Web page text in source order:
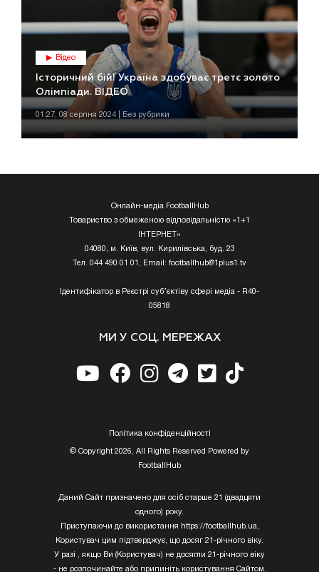
Відео
Історичний бій! Україна здобуває третє золото
Олімпіади. ВІДЕО
01:27, 08 серпня 2024 | Без рубрики
Онлайн-медіа FootballHub
Товариство з обмеженою відповідальністю «1+1
ІНТЕРНЕТ»
04080, м. Київ, вул. Кирилівська, буд. 23
Тел. 044 490 01 01, Email: footballhub@1plus1.tv
Ідентифікатор в Реєстрі суб’єктіву сфері медіа - R40-
05818
МИ У СОЦ. МЕРЕЖАХ
Полiтика конфiденцiйностi
© Copyright 2026, All Rights Reserved Powered by
FootballHub
Даний Сайт призначено для осіб старше 21 (двадцяти
одного) року.
Приступаючи до використання https://footballhub.ua,
Користувач цим підтверджує, що досяг 21-річного віку.
У разі , якщо Ви (Користувач) не досягли 21-річного віку
- не розпочинайте або припиніть користування Сайтом.